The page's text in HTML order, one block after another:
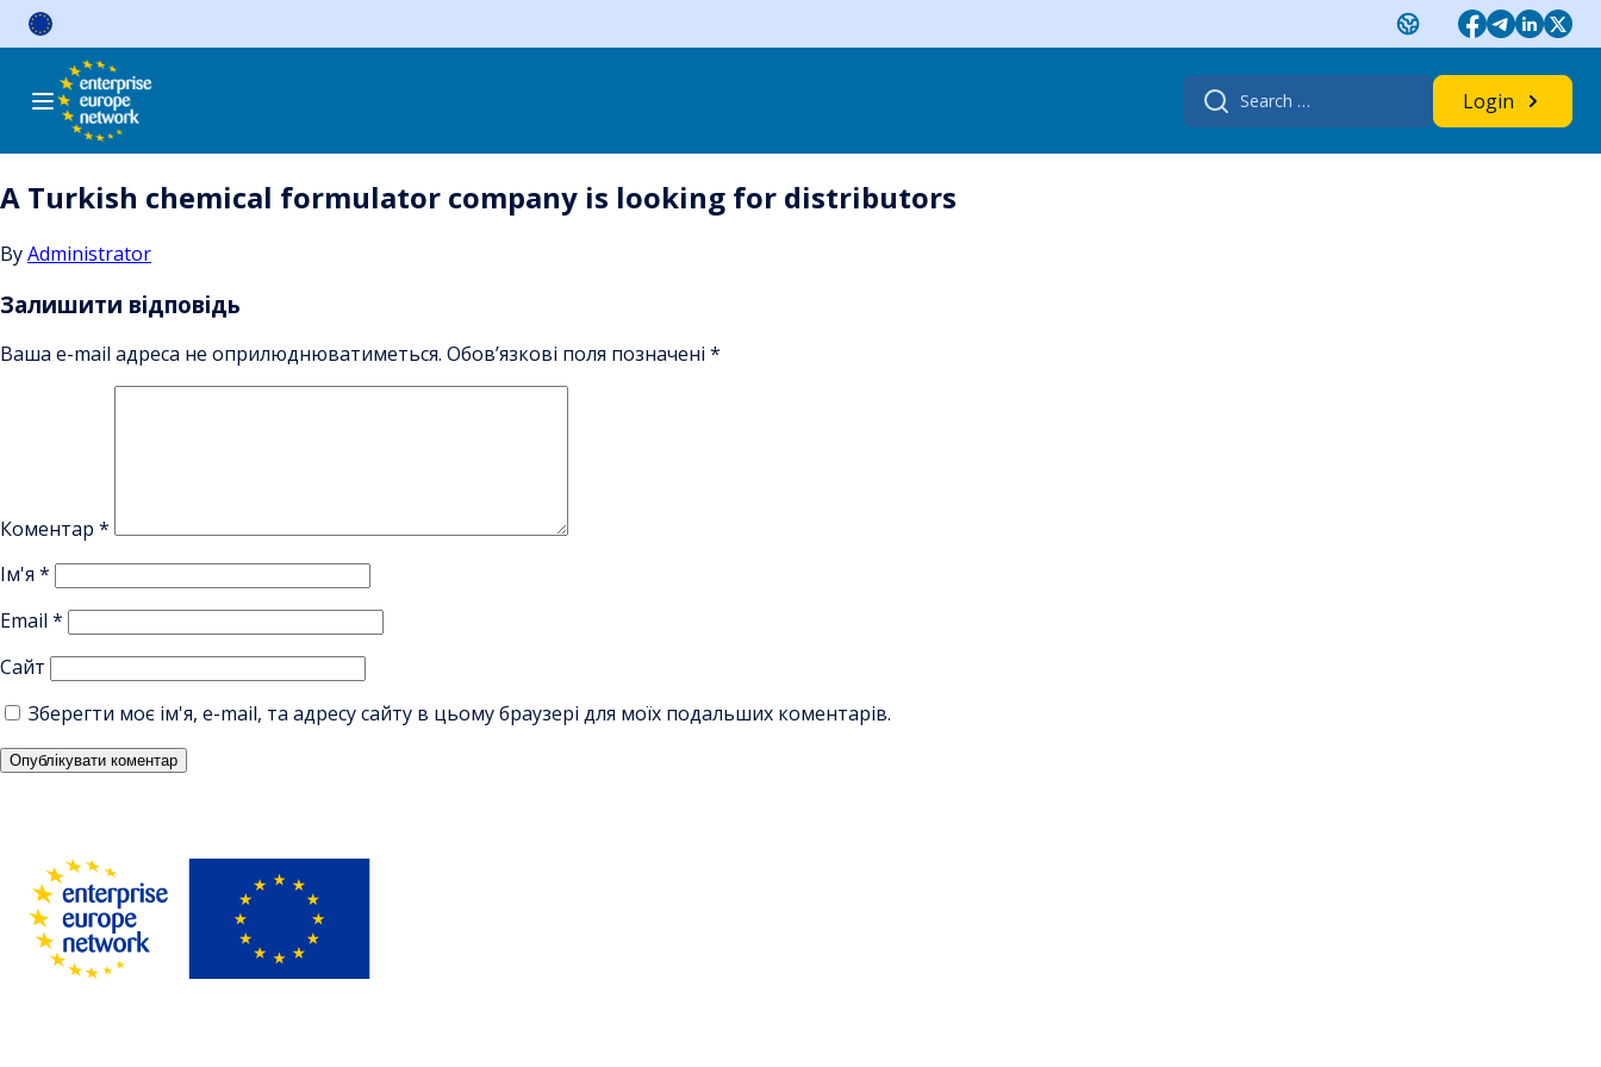
Skip
Search
for:
Login
A Turkish chemical formulator company is looking for distributors
ByAdministrator
Залишити відповідь
Ваша e-mail адреса не оприлюднюватиметься. Обов’язкові поля позначені *
Коментар *
Ім'я *
Email *
Сайт
Зберегти моє ім'я, e-mail, та адресу сайту в цьому браузері для моїх подальших коментарів.